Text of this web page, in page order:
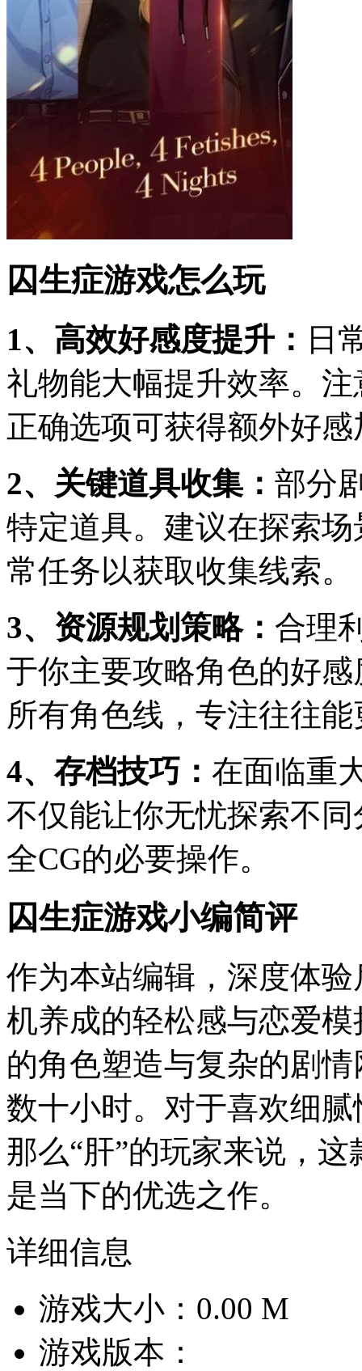
囚生症游戏怎么玩
1、高效好感度提升： 日
礼物能大幅提升效率。
正确选项可获得额外好感
2、关键道具收集： 部分
特定道具。建议在探索
常任务以获取收集线索。
3、资源规划策略： 合理
于你主要攻略角色的好
所有角色线，专注往往
4、存档技巧： 在面临重
不仅能让你无忧探索不
全CG的必要操作。
囚生症游戏小编简评
作为本站编辑，深度体
机养成的轻松感与恋爱
的角色塑造与复杂的剧
数十小时。对于喜欢细
那么“肝”的玩家来说，
是当下的优选之作。
详细信息
游戏大小：0.00 M
游戏版本：